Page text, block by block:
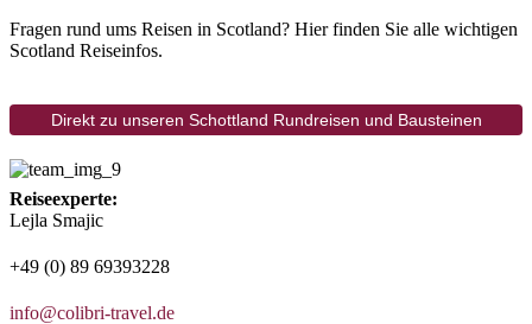
Fragen rund ums Reisen in Scotland? Hier finden Sie alle wichtigen
Scotland Reiseinfos.
Direkt zu unseren Schottland Rundreisen und Bausteinen
Reiseexperte:
Lejla Smajic
+49 (0) 89 69393228
info@colibri-travel.de